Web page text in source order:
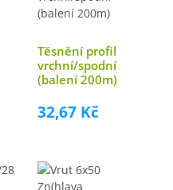
Těsnění profil
vrchní/spodní
(balení 200m)
32,67 Kč